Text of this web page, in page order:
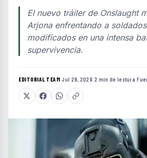
El nuevo tráiler de Onslaught
Arjona enfrentando a
modificados en una intensa
supervivencia.
EDITORIAL TEAM·Jul 29, 2026·2 min de lectura·